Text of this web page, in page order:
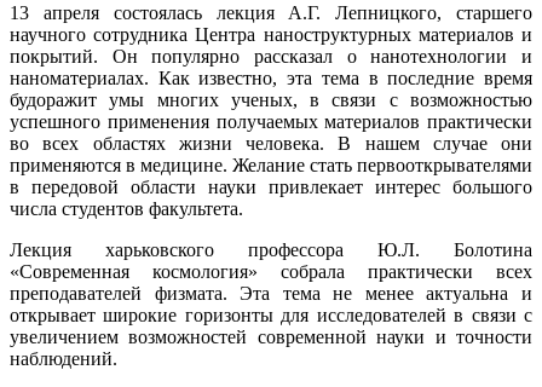
13 апреля состоялась лекция А.Г. Лепницкого, старшего
научного сотрудника Центра наноструктурных материалов и
покрытий. Он популярно рассказал о нанотехнологии и
наноматериалах. Как известно, эта тема в последние время
будоражит умы многих ученых, в связи с возможностью
успешного применения получаемых материалов практически
во всех областях жизни человека. В нашем случае они
применяются в медицине. Желание стать первооткрывателями
в передовой области науки привлекает интерес большого
числа студентов факультета.
Лекция харьковского профессора Ю.Л. Болотина
«Современная космология» собрала практически всех
преподавателей физмата. Эта тема не менее актуальна и
открывает широкие горизонты для исследователей в связи с
увеличением возможностей современной науки и точности
наблюдений.